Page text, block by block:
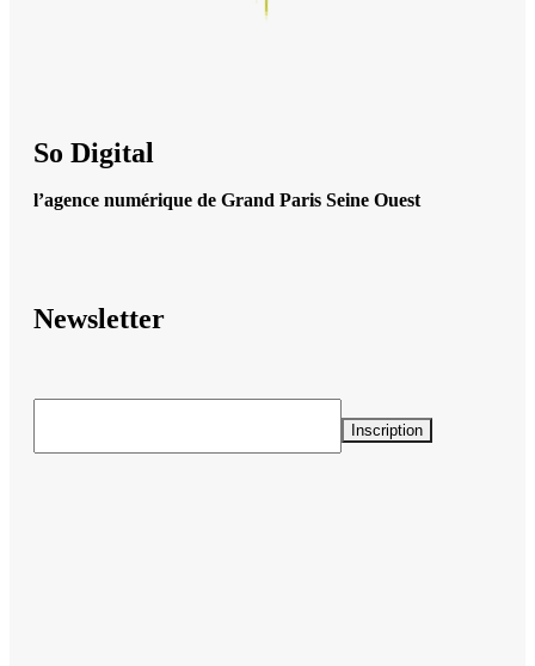
So Digital
l’agence numérique de Grand Paris Seine Ouest
Newsletter